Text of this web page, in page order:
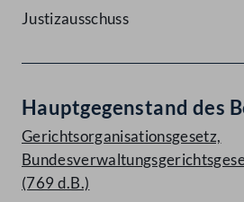
Justizausschuss
Hauptgegenstand des
Gerichtsorganisationsgesetz,
(769 d.B.)